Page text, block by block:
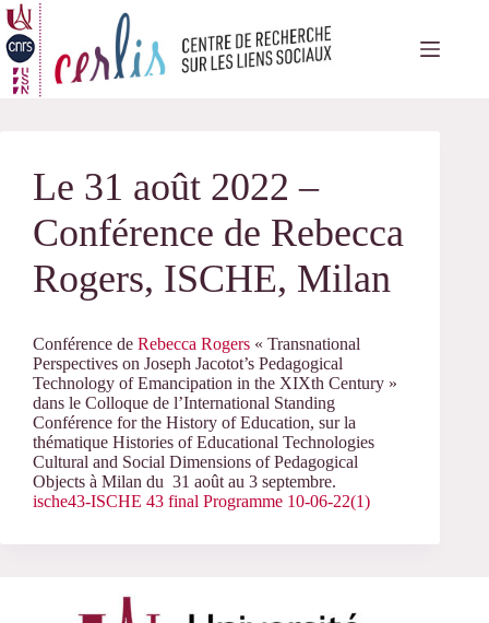
Passer
au
contenu
Le 31 août 2022 –
Conférence de Rebecca
Rogers, ISCHE, Milan
Conférence de Rebecca Rogers « Transnational
Perspectives on Joseph Jacotot’s Pedagogical
Technology of Emancipation in the XIXth Century »
dans le Colloque de l’International Standing
Conférence for the History of Education, sur la
thématique Histories of Educational Technologies
Cultural and Social Dimensions of Pedagogical
Objects à Milan du 31 août au 3 septembre.
ische43-ISCHE 43 final Programme 10-06-22(1)